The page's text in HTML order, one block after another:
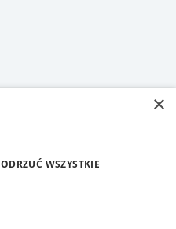
×
ODRZUĆ WSZYSTKIE